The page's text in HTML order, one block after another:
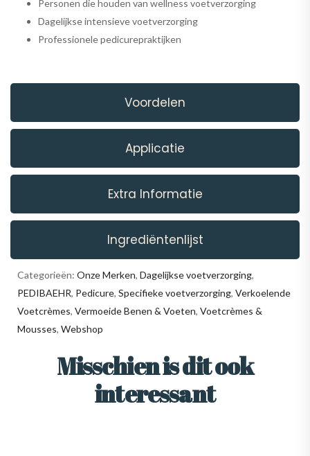
Voordelen
Applicatie
Extra Informatie
Ingrediëntenlijst
Personen die houden van wellness voetverzorging
Dagelijkse intensieve voetverzorging
Professionele pedicurepraktijken
Categorieën: Onze Merken, Dagelijkse voetverzorging,
PEDIBAEHR, Pedicure, Specifieke voetverzorging, Verkoelende
Voetcrèmes, Vermoeide Benen & Voeten, Voetcrèmes &
Mousses, Webshop
Misschien is dit ook
interessant